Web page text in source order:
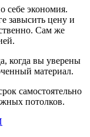
себе экономия.
завысить цену и
Сам же
когда вы уверены
материал.
самостоятельно
потолков.